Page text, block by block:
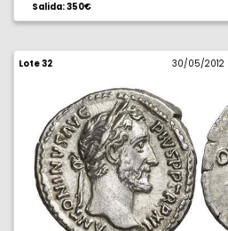
Salida: 350€
Lote 32 30/05/2012